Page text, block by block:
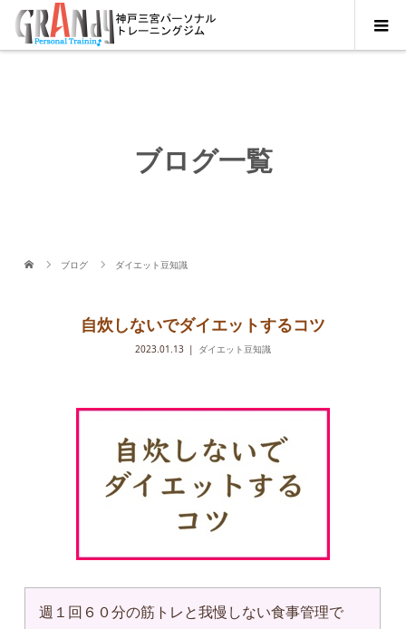
ブログ一覧
ブログ ダイエット豆知識
自炊しないでダイエットするコツ
2023.01.13 ダイエット豆知識
週１回６０分の筋トレと我慢しない食事管理で